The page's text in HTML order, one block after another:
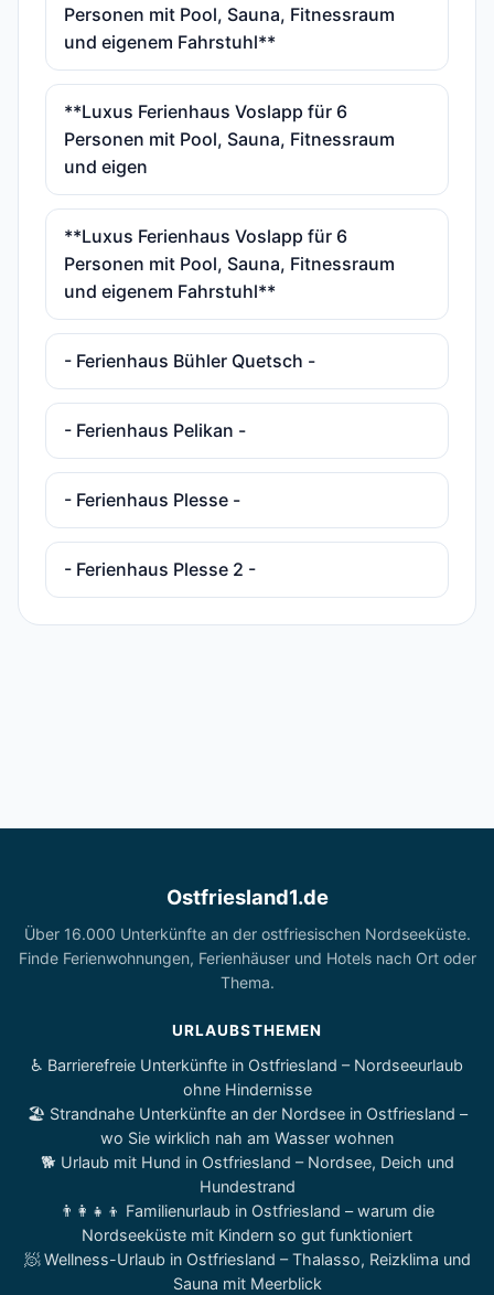
Personen mit Pool, Sauna, Fitnessraum
und eigenem Fahrstuhl**
**Luxus Ferienhaus Voslapp für 6
Personen mit Pool, Sauna, Fitnessraum
und eigen
**Luxus Ferienhaus Voslapp für 6
Personen mit Pool, Sauna, Fitnessraum
und eigenem Fahrstuhl**
- Ferienhaus Bühler Quetsch -
- Ferienhaus Pelikan -
- Ferienhaus Plesse -
- Ferienhaus Plesse 2 -
Ostfriesland1.de
Über 16.000 Unterkünfte an der ostfriesischen Nordseeküste.
Finde Ferienwohnungen, Ferienhäuser und Hotels nach Ort oder
Thema.
URLAUBSTHEMEN
♿ Barrierefreie Unterkünfte in Ostfriesland – Nordseeurlaub
ohne Hindernisse
🏖️ Strandnahe Unterkünfte an der Nordsee in Ostfriesland –
wo Sie wirklich nah am Wasser wohnen
🐕 Urlaub mit Hund in Ostfriesland – Nordsee, Deich und
Hundestrand
👨‍👩‍👧‍👦 Familienurlaub in Ostfriesland – warum die
Nordseeküste mit Kindern so gut funktioniert
🧖 Wellness-Urlaub in Ostfriesland – Thalasso, Reizklima und
Sauna mit Meerblick